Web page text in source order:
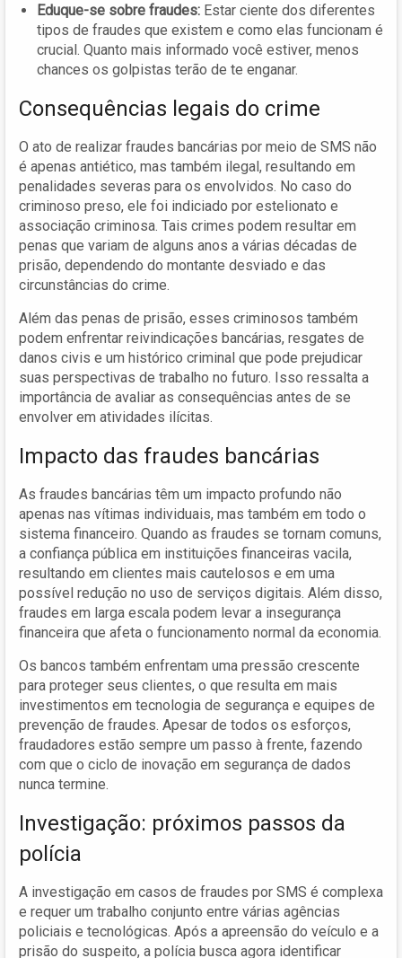
Eduque-se sobre fraudes: Estar ciente dos diferentes
tipos de fraudes que existem e como elas funcionam é
crucial. Quanto mais informado você estiver, menos
chances os golpistas terão de te enganar.
Consequências legais do crime
O ato de realizar fraudes bancárias por meio de SMS não
é apenas antiético, mas também ilegal, resultando em
penalidades severas para os envolvidos. No caso do
criminoso preso, ele foi indiciado por estelionato e
associação criminosa. Tais crimes podem resultar em
penas que variam de alguns anos a várias décadas de
prisão, dependendo do montante desviado e das
circunstâncias do crime.
Além das penas de prisão, esses criminosos também
podem enfrentar reivindicações bancárias, resgates de
danos civis e um histórico criminal que pode prejudicar
suas perspectivas de trabalho no futuro. Isso ressalta a
importância de avaliar as consequências antes de se
envolver em atividades ilícitas.
Impacto das fraudes bancárias
As fraudes bancárias têm um impacto profundo não
apenas nas vítimas individuais, mas também em todo o
sistema financeiro. Quando as fraudes se tornam comuns,
a confiança pública em instituições financeiras vacila,
resultando em clientes mais cautelosos e em uma
possível redução no uso de serviços digitais. Além disso,
fraudes em larga escala podem levar a insegurança
financeira que afeta o funcionamento normal da economia.
Os bancos também enfrentam uma pressão crescente
para proteger seus clientes, o que resulta em mais
investimentos em tecnologia de segurança e equipes de
prevenção de fraudes. Apesar de todos os esforços,
fraudadores estão sempre um passo à frente, fazendo
com que o ciclo de inovação em segurança de dados
nunca termine.
Investigação: próximos passos da
polícia
A investigação em casos de fraudes por SMS é complexa
e requer um trabalho conjunto entre várias agências
policiais e tecnológicas. Após a apreensão do veículo e a
prisão do suspeito, a polícia busca agora identificar